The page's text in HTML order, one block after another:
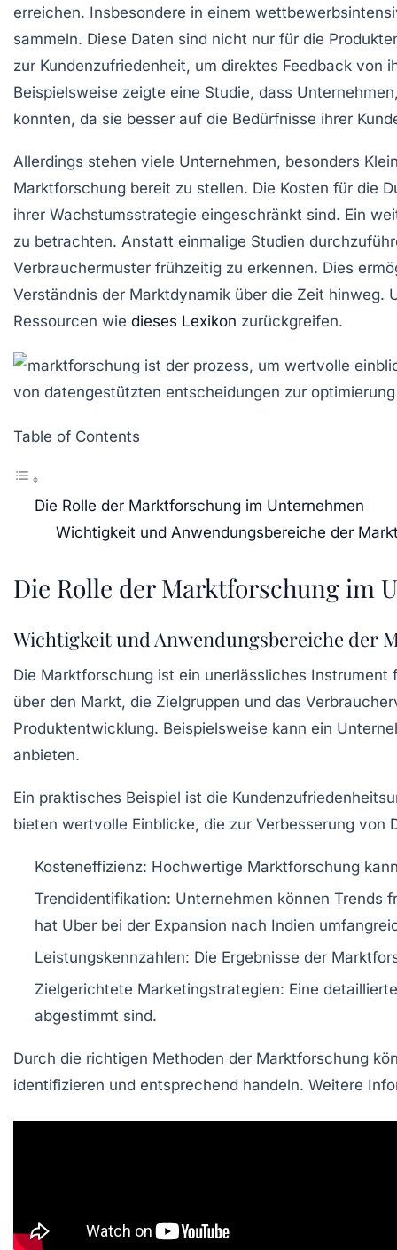
erreichen. Insbesondere in einem
sammeln. Diese Daten sind nicht nur für die
zur Kundenzufriedenheit, um direktes Feedback von
Beispielsweise zeigte eine Studie, dass
konnten, da sie besser auf die Bedürfnisse ihrer
Allerdings stehen viele Unternehmen, besonders
Marktforschung bereit zu stellen. Die Kosten für die
ihrer Wachstumsstrategie eingeschränkt sind. Ein
zu betrachten. Anstatt einmalige Studien
Verbrauchermuster frühzeitig zu erkennen. Dies
Verständnis der Marktdynamik über die Zeit hinweg.
Ressourcen wie dieses Lexikon zurückgreifen.
Table of Contents
Die Rolle der Marktforschung im Unternehmen
Wichtigkeit und Anwendungsbereiche der
Die Rolle der Marktforschung im
Wichtigkeit und Anwendungsbereiche der
Die Marktforschung ist ein unerlässliches Instrument
über den Markt, die Zielgruppen und das
Produktentwicklung. Beispielsweise kann ein
anbieten.
Ein praktisches Beispiel ist die
bieten wertvolle Einblicke, die zur Verbesserung
Kosteneffizienz: Hochwertige Marktforschung
Trendidentifikation: Unternehmen können Trends
hat Uber bei der Expansion nach Indien
Leistungskennzahlen: Die Ergebnisse der
Zielgerichtete Marketingstrategien: Eine
abgestimmt sind.
Durch die richtigen Methoden der Marktforschung
identifizieren und entsprechend handeln. Weitere